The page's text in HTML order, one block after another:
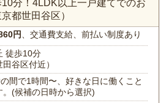
分！4LDK以上一戸建てでのお
都世田谷区）
円、交通費支給、前払い制度あり
徒歩10分
田谷区付近）
間で1時間〜、好きな日に働くこと
。(候補の日時から選択)